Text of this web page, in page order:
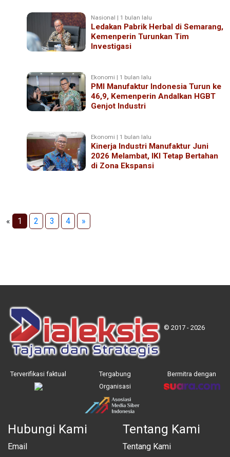
Nasional | 1 bulan lalu
Ledakan Pabrik Herbal di Semarang,
Kemenperin Turunkan Tim
Investigasi
Ekonomi | 1 bulan lalu
PMI Manufaktur Indonesia Turun ke
46,9, Kemenperin Andalkan HGBT
Genjot Industri
Ekonomi | 1 bulan lalu
Kinerja Industri Manufaktur Juni
2026 Melambat, IKI Tetap Bertahan
di Zona Ekspansi
« 1 2 3 4 »
© 2017 - 2026
Terverifikasi faktual
Tergabung
Organisasi
Bermitra dengan
Hubungi Kami
Email
Tentang Kami
Tentang Kami